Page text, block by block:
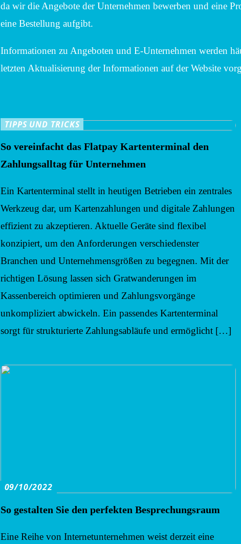
da wir die Angebote der Unternehmen bewerben und eine
eine Bestellung aufgibt.
Informationen zu Angeboten und E-Unternehmen werden
letzten Aktualisierung der Informationen auf der Website
TIPPS UND TRICKS
So vereinfacht das Flatpay Kartenterminal den
Zahlungsalltag für Unternehmen
Ein Kartenterminal stellt in heutigen Betrieben ein zentrales
Werkzeug dar, um Kartenzahlungen und digitale Zahlungen
effizient zu akzeptieren. Aktuelle Geräte sind flexibel
konzipiert, um den Anforderungen verschiedenster
Branchen und Unternehmensgrößen zu begegnen. Mit der
richtigen Lösung lassen sich Gratwanderungen im
Kassenbereich optimieren und Zahlungsvorgänge
unkompliziert abwickeln. Ein passendes Kartenterminal
sorgt für strukturierte Zahlungsabläufe und ermöglicht […]
09/10/2022
So gestalten Sie den perfekten Besprechungsraum
Eine Reihe von Internetunternehmen weist derzeit eine